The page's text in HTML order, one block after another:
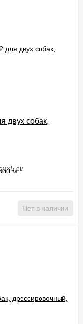
двух собак,
см
Нет в наличии